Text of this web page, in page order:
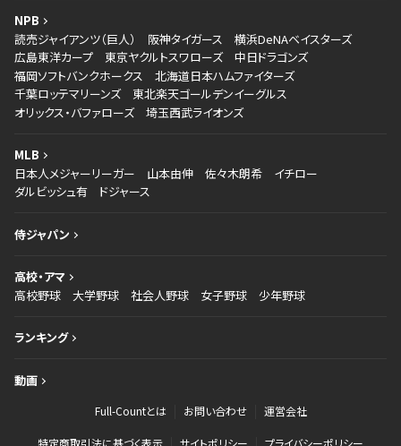
NPB
読売ジャイアンツ（巨人）
阪神タイガース
横浜DeNAベイスターズ
広島東洋カープ
東京ヤクルトスワローズ
中日ドラゴンズ
福岡ソフトバンクホークス
北海道日本ハムファイターズ
千葉ロッテマリーンズ
東北楽天ゴールデンイーグルス
オリックス・バファローズ
埼玉西武ライオンズ
MLB
日本人メジャーリーガー
山本由伸 佐々木朗希
イチロー
ダルビッシュ有
ドジャース
侍ジャパン
高校・アマ
高校野球
大学野球 社会人野球 女子野球 少年野球
ランキング
動画
Full-Countとは お問い合わせ 運営会社
特定商取引法に基づく表示 サイトポリシー プライバシーポリシー